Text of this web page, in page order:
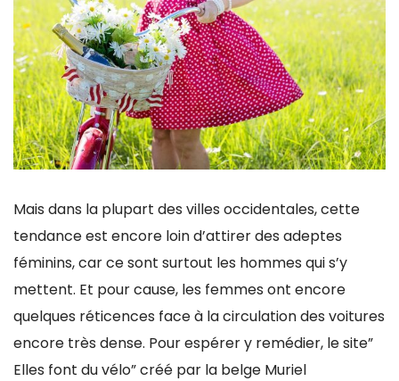
Mais dans la plupart des villes occidentales, cette
tendance est encore loin d’attirer des adeptes
féminins, car ce sont surtout les hommes qui s’y
mettent. Et pour cause, les femmes ont encore
quelques réticences face à la circulation des voitures
encore très dense. Pour espérer y remédier, le site”
Elles font du vélo” créé par la belge Muriel